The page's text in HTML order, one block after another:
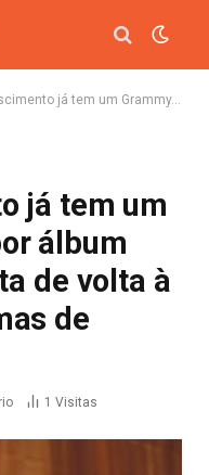
obtido por álbum que trouxe o artista de volta à vida após problemas de saúde
já tem um
álbum
de volta à
de
1 Visitas